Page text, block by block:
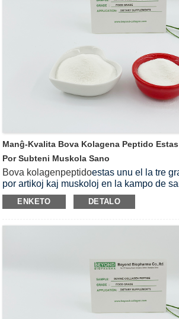
nutraĵoj por konservi muskolajn sanon kaj
Manĝ-Kvalita Bova Kolagena Peptido
Por Subteni Muskola Sano
Bova kolagenpeptidoestas unu el la tre
por artikoj kaj muskoloj en la kampo de
havas multajn eblajn aplikojn en la
farmacia industrio, bovaj kolagenpeptidoj
diversaj medikamentoj.Krom ĝia
histoj.Krome, ĝia utila efiko al haŭta sano
redukti la aspekton de sulkoj.
ENKETO DETALO